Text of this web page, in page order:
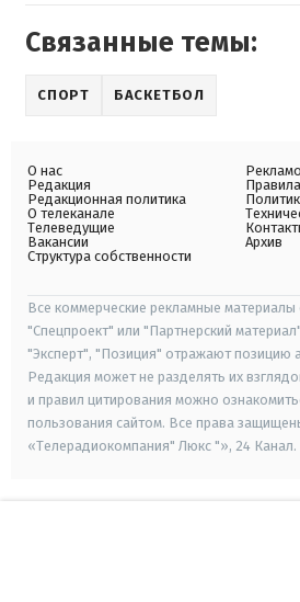
Связанные темы:
СПОРТ БАСКЕТБОЛ
О нас
Редакция
Редакционная политика
О телеканале
Телеведущие
Вакансии
Структура собственности
Архив
Все коммерческие рекламные
"Спецпроект" или "Партнерский
"Эксперт", "Позиция" отражают позицию
Редакция может не разделять их
и правил цитирования можно
пользования сайтом. Все права
«Телерадиокомпания" Люкс "», 24 Канал.